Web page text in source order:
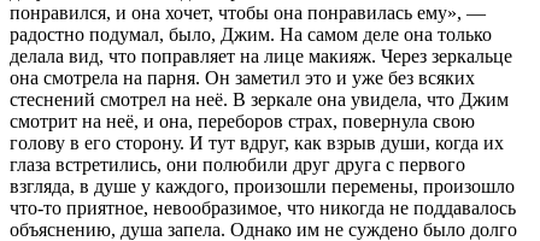
понравился, и она хочет, чтобы она понравилась ему», —
радостно подумал, было, Джим. На самом деле она только
делала вид, что поправляет на лице макияж. Через зеркальце
она смотрела на парня. Он заметил это и уже без всяких
стеснений смотрел на неё. В зеркале она увидела, что Джим
смотрит на неё, и она, переборов страх, повернула свою
голову в его сторону. И тут вдруг, как взрыв души, когда их
глаза встретились, они полюбили друг друга с первого
взгляда, в душе у каждого, произошли перемены, произошло
что-то приятное, невообразимое, что никогда не поддавалось
объяснению, душа запела. Однако им не суждено было долго